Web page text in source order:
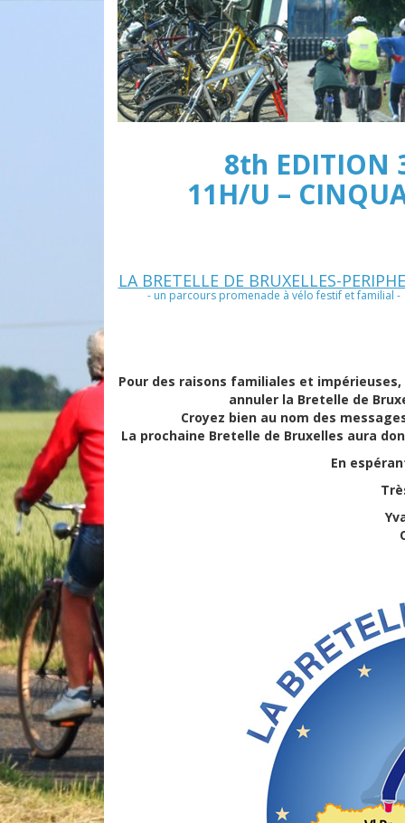
8th EDITION
11H/U –
LA BRETELLE DE BRUXELLES-
- un parcours promenade à vélo festif et familial -
Pour des raisons familiales et
annuler la Bretelle de
Croyez bien au nom des
La prochaine Bretelle de Bruxelles aura
En